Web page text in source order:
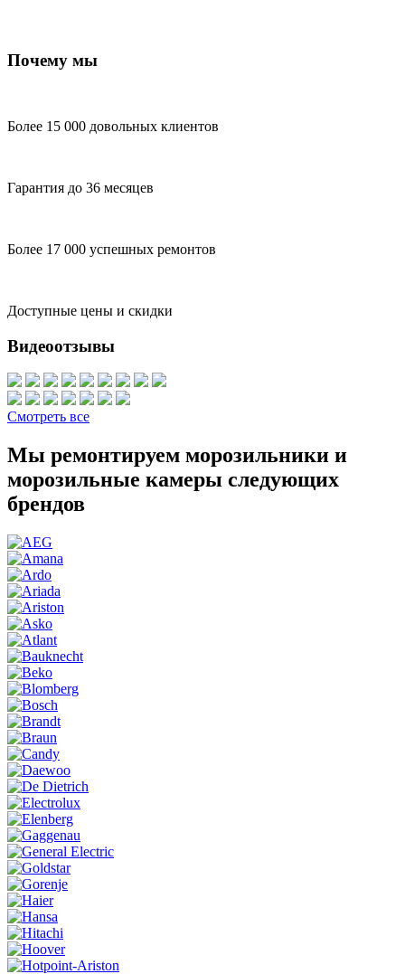
Почему мы
Более 15 000 довольных клиентов
Гарантия до 36 месяцев
Более 17 000 успешных ремонтов
Доступные цены и скидки
Видеоотзывы
Смотреть все
Мы ремонтируем морозильники и
морозильные камеры следующих
брендов